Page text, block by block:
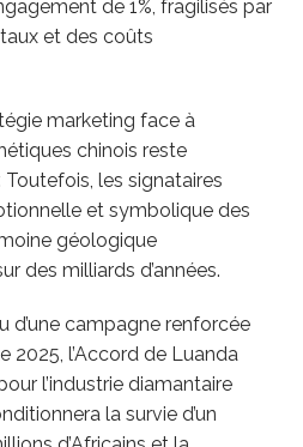
de 1%, fragilisés par
et des coûts
marketing face à
chinois reste
les signataires
et symbolique des
géologique
des milliards d’années.
d’une campagne renforcée
2025, l’Accord de Luanda
l’industrie diamantaire
la survie d’un